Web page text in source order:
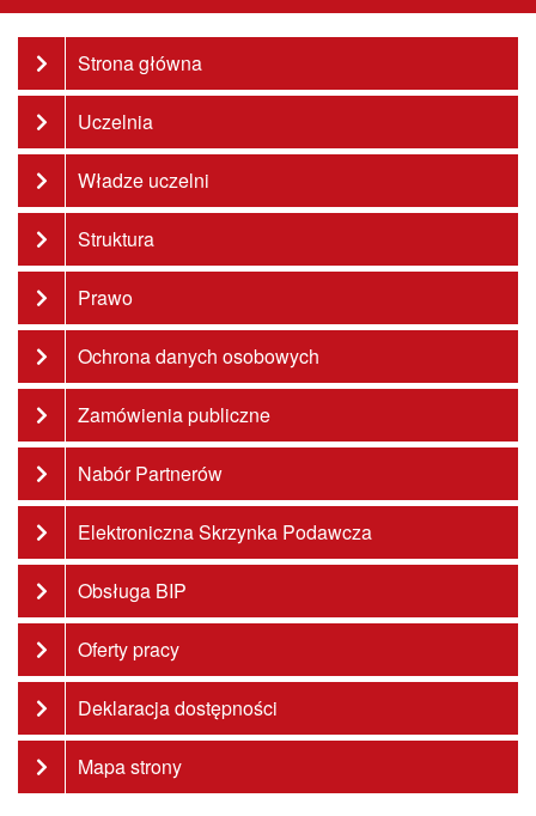
Strona główna
Uczelnia
Władze uczelni
Struktura
Prawo
Ochrona danych osobowych
Zamówienia publiczne
Nabór Partnerów
Elektroniczna Skrzynka Podawcza
Obsługa BIP
Oferty pracy
Deklaracja dostępności
Mapa strony